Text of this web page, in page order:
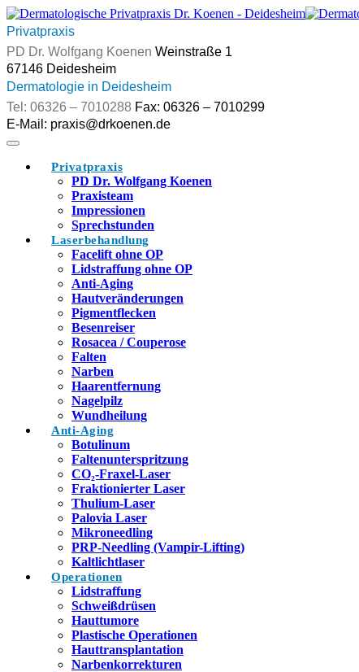
Skip
to
content
Privatpraxis
Weinstraße 1
Dermatologie in Deidesheim
Fax: 06326 – 7010299
Privatpraxis
PD Dr. Wolfgang Koenen
Praxisteam
Impressionen
Sprechstunden
Laserbehandlung
Facelift ohne OP
Lidstraffung ohne OP
Anti-Aging
Hautveränderungen
Pigmentflecken
Besenreiser
Rosacea / Couperose
Falten
Narben
Haarentfernung
Nagelpilz
Wundheilung
Anti-Aging
Botulinum
Faltenunterspritzung
CO₂-Fraxel-Laser
Fraktionierter Laser
Thulium-Laser
Palovia Laser
Mikroneedling
PRP-Needling (Vampir-Lifting)
Kaltlichtlaser
Operationen
Lidstraffung
Schweißdrüsen
Hauttumore
Plastische Operationen
Hauttransplantation
Narbenkorrekturen